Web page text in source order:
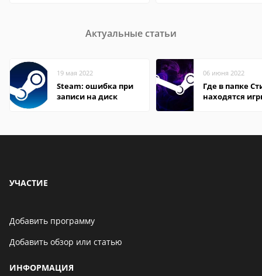
Актуальные статьи
19 мая 2022
Steam: ошибка при
записи на диск
06 июня 2022
Где в папке
находятся
УЧАСТИЕ
Добавить программу
Добавить обзор или статью
ИНФОРМАЦИЯ